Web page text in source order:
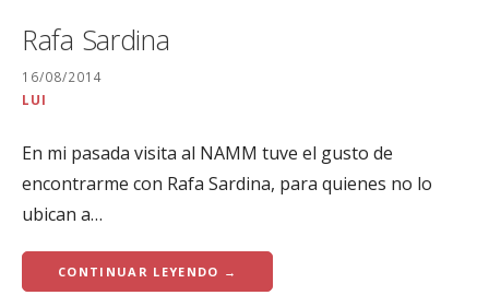
Rafa Sardina
16/08/2014
LUI
En mi pasada visita al NAMM tuve el gusto de
encontrarme con Rafa Sardina, para quienes no lo
ubican a…
CONTINUAR LEYENDO →